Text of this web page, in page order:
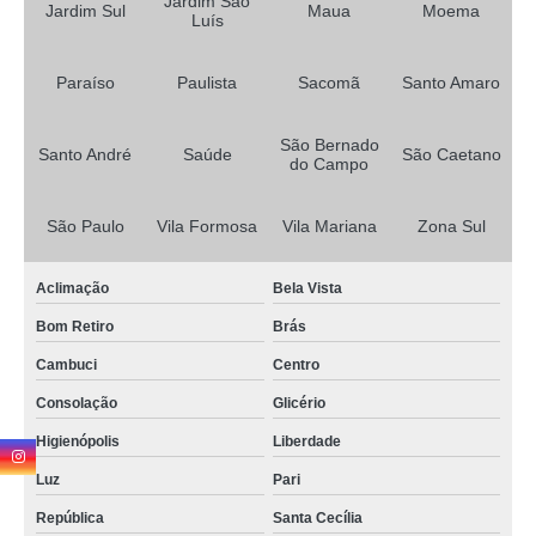
quanto custa primeira habilitação b Brooklin Paulista
primeira habilitação de moto Guarulhos
tirar primeira habilitação para carro e moto Vila Gumercindo
primeira habilitação a e b Jardim Imperador
primeira habilitação auto escola Vila Capela
tirar primeira habilitação a e b Vila Nova Conceição
primeira habilitação de carro Campo Belo
primeira habilitação de carro Vila Babilônia
Jardim Sul
Luís
Maua Moema
Paraíso Paulista Sacomã Santo Amaro
Santo André Saúde
São Bernado
do Campo
São Caetano
São Paulo Vila Formosa Vila Mariana Zona Sul
Aclimação Bela Vista
Bom Retiro Brás
Cambuci Centro
Consolação Glicério
Higienópolis Liberdade
Luz Pari
República Santa Cecília